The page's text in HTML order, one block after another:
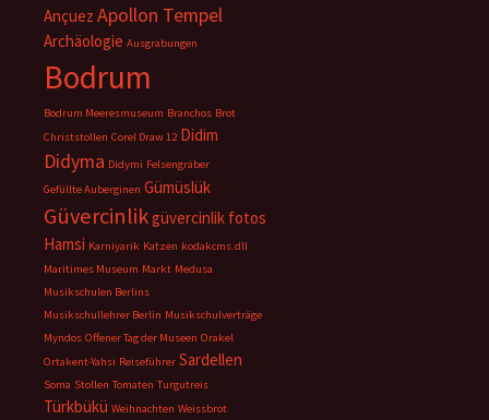
Ançuez Apollon Tempel
Archäologie Ausgrabungen
Bodrum
Bodrum Meeresmuseum Branchos Brot
Christstollen Corel Draw 12 Didim
Didyma Didymi Felsengräber
Gefüllte Auberginen Gümüslük
Güvercinlikgüvercinlik fotos
Hamsi Karniyarik Katzen kodakcms.dll
Maritimes Museum Markt Medusa
Musikschulen Berlins
Musikschullehrer Berlin Musikschulverträge
Myndos Offener Tag der Museen Orakel
Ortakent-Yahsi Reiseführer Sardellen
Soma Stollen Tomaten Turgutreis
Türkbükü Weihnachten Weissbrot